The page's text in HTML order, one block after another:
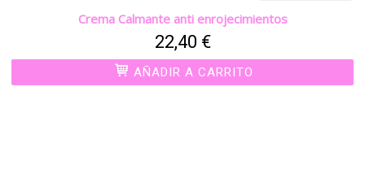
Crema Calmante anti enrojecimientos
22,40 €
AÑADIR A CARRITO